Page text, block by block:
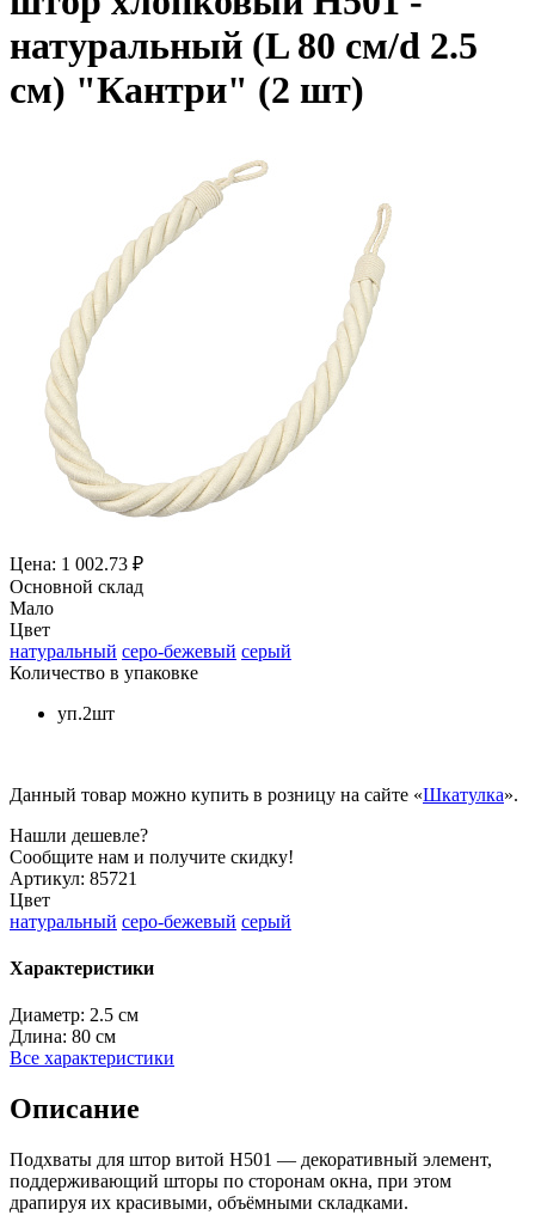
натуральный (L 80 см/d 2.5
см) "Кантри" (2 шт)
Цена: 1 002.73 ₽
Основной склад
Мало
Цвет
натуральный серо-бежевый серый
Количество в упаковке
уп.2шт
Данный товар можно купить в розницу на сайте «Шкатулка».
Нашли дешевле?
Сообщите нам и получите скидку!
Артикул: 85721
Цвет
натуральный серо-бежевый серый
Характеристики
Диаметр: 2.5 см
Длина: 80 см
Все характеристики
Описание
Подхваты для штор витой H501 — декоративный элемент,
поддерживающий шторы по сторонам окна, при этом
драпируя их красивыми, объёмными складками.